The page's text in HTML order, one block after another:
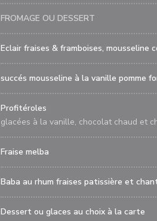
FROMAGE OU DESSERT
Eclair fraises & framboises,
succés mousseline à la vanille pomme
Profitéroles
glacées à la vanille, chocolat chaud et
Fraise melba
Baba au rhum fraises patissière et
Dessert ou glaces au choix à la carte